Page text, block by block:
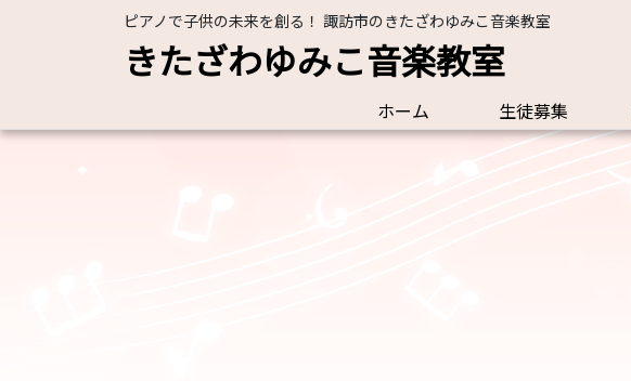
ピアノで子供の未来を創る！ 諏訪市のきたざわゆみこ音楽教室
きたざわゆみこ音楽教室
ホーム 生徒募集